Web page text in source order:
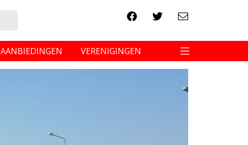
AANBIEDINGEN VERENIGINGEN